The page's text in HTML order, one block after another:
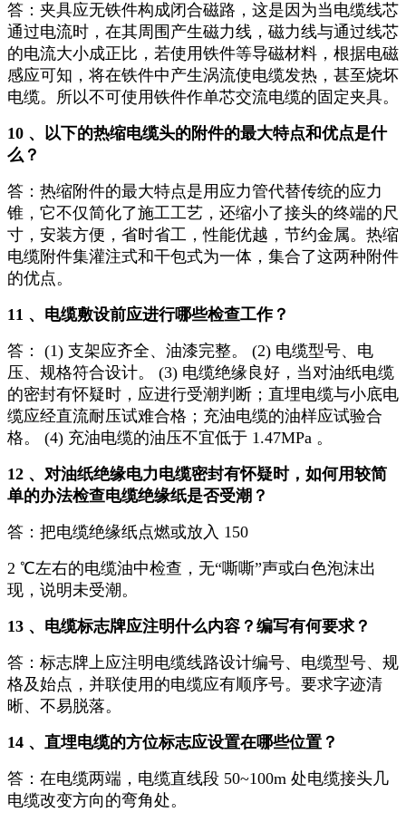
答：夹具应无铁件构成闭合磁路，这是因为当电缆线芯
通过电流时，在其周围产生磁力线，磁力线与通过线芯
的电流大小成正比，若使用铁件等导磁材料，根据电磁
感应可知，将在铁件中产生涡流使电缆发热，甚至烧坏
电缆。所以不可使用铁件作单芯交流电缆的固定夹具。
10 、以下的热缩电缆头的附件的最大特点和优点是什
么？
答：热缩附件的最大特点是用应力管代替传统的应力
锥，它不仅简化了施工工艺，还缩小了接头的终端的尺
寸，安装方便，省时省工，性能优越，节约金属。热缩
电缆附件集灌注式和干包式为一体，集合了这两种附件
的优点。
11 、电缆敷设前应进行哪些检查工作？
答： (1) 支架应齐全、油漆完整。 (2) 电缆型号、电
压、规格符合设计。 (3) 电缆绝缘良好，当对油纸电缆
的密封有怀疑时，应进行受潮判断；直埋电缆与小底电
缆应经直流耐压试难合格；充油电缆的油样应试验合
格。 (4) 充油电缆的油压不宜低于 1.47MPa 。
12 、对油纸绝缘电力电缆密封有怀疑时，如何用较简
单的办法检查电缆绝缘纸是否受潮？
答：把电缆绝缘纸点燃或放入 150
2 ℃左右的电缆油中检查，无“嘶嘶”声或白色泡沫出
现，说明未受潮。
13 、电缆标志牌应注明什么内容？编写有何要求？
答：标志牌上应注明电缆线路设计编号、电缆型号、规
格及始点，并联使用的电缆应有顺序号。要求字迹清
晰、不易脱落。
14 、直埋电缆的方位标志应设置在哪些位置？
答：在电缆两端，电缆直线段 50~100m 处电缆接头几
电缆改变方向的弯角处。